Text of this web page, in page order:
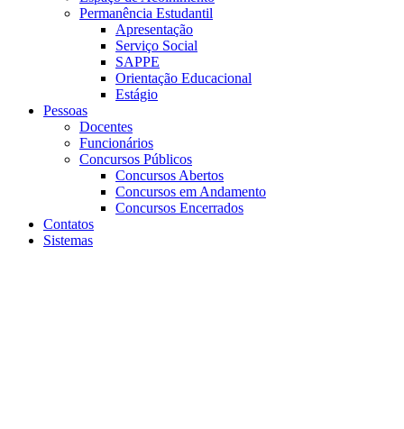
Permanência Estudantil
Apresentação
Serviço Social
SAPPE
Orientação Educacional
Estágio
Pessoas
Docentes
Funcionários
Concursos Públicos
Concursos Abertos
Concursos em Andamento
Concursos Encerrados
Contatos
Sistemas